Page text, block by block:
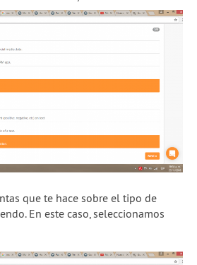
que te hace sobre el tipo de
En este caso, seleccionamos